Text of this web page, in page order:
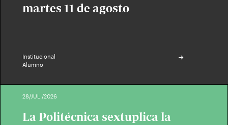
martes 11 de agosto
Institucional
Alumno
28/JUL./2026
La Politécnica sextuplica la